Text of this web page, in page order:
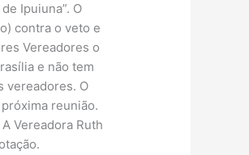
Ipuiuna”. O
contra o veto e
Vereadores o
e não tem
vereadores. O
reunião.
Vereadora Ruth